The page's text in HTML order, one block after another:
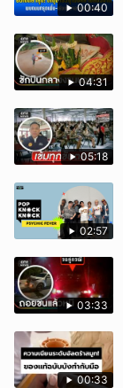
00:40
04:31
05:18
02:57
03:33
00:33